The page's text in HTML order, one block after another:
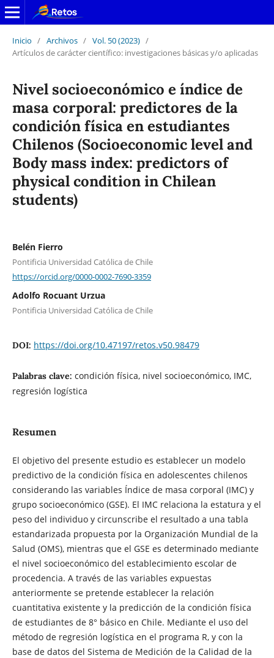
Inicio / Archivos / Vol. 50 (2023) /
Artículos de carácter científico: investigaciones básicas y/o aplicadas
Nivel socioeconómico e índice de
masa corporal: predictores de la
condición física en estudiantes
Chilenos (Socioeconomic level and
Body mass index: predictors of
physical condition in Chilean
students)
Belén Fierro
Pontificia Universidad Católica de Chile
https://orcid.org/0000-0002-7690-3359
Adolfo Rocuant Urzua
Pontificia Universidad Católica de Chile
DOI: https://doi.org/10.47197/retos.v50.98479
Palabras clave: condición física, nivel socioeconómico, IMC,
regresión logística
Resumen
El objetivo del presente estudio es establecer un modelo
predictivo de la condición física en adolescentes chilenos
considerando las variables Índice de masa corporal (IMC) y
grupo socioeconómico (GSE). El IMC relaciona la estatura y el
peso del individuo y circunscribe el resultado a una tabla
estandarizada propuesta por la Organización Mundial de la
Salud (OMS), mientras que el GSE es determinado mediante
el nivel socioeconómico del establecimiento escolar de
procedencia. A través de las variables expuestas
anteriormente se pretende establecer la relación
cuantitativa existente y la predicción de la condición física
de estudiantes de 8° básico en Chile. Mediante el uso del
método de regresión logística en el programa R, y con la
base de datos del Sistema de Medición de la Calidad de la